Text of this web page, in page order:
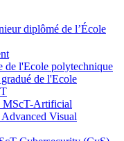
diplômé de l’École
l'Ecole polytechnique
de l'Ecole
Artificial
Visual